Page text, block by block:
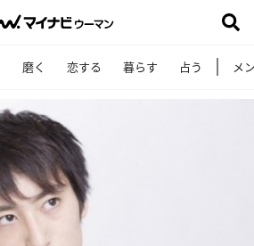
磨く 恋する 暮らす 占う メ